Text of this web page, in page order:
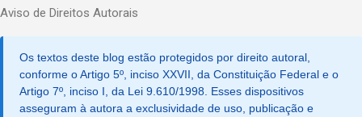
Aviso de Direitos Autorais
Os textos deste blog estão protegidos por direito autoral,
conforme o Artigo 5º, inciso XXVII, da Constituição Federal e o
Artigo 7º, inciso I, da Lei 9.610/1998. Esses dispositivos
asseguram à autora a exclusividade de uso, publicação e